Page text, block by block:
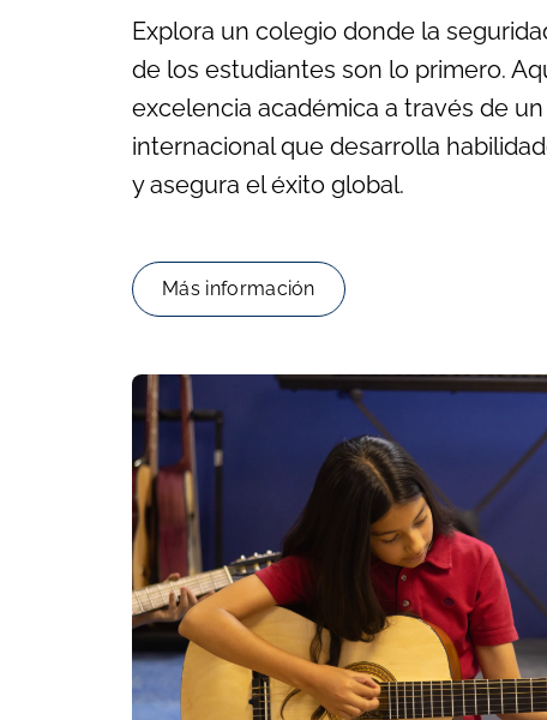
Explora un colegio donde la
de los estudiantes son lo primero.
excelencia académica a través de
internacional que desarrolla
y asegura el éxito global.
Más información